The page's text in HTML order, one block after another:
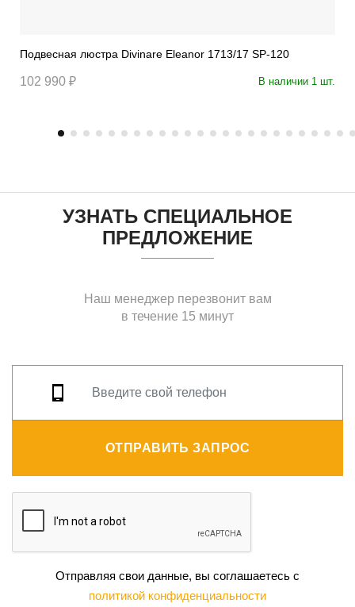
Подвесная люстра Divinare Eleanor 1713/17 SP-120
102 990 ₽ В наличии 1 шт.
УЗНАТЬ СПЕЦИАЛЬНОЕ
ПРЕДЛОЖЕНИЕ
Наш менеджер перезвонит вам
в течение 15 минут
ОТПРАВИТЬ ЗАПРОС
Отправляя свои данные, вы соглашаетесь с
политикой конфиденциальности